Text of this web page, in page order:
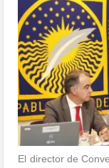
El director de